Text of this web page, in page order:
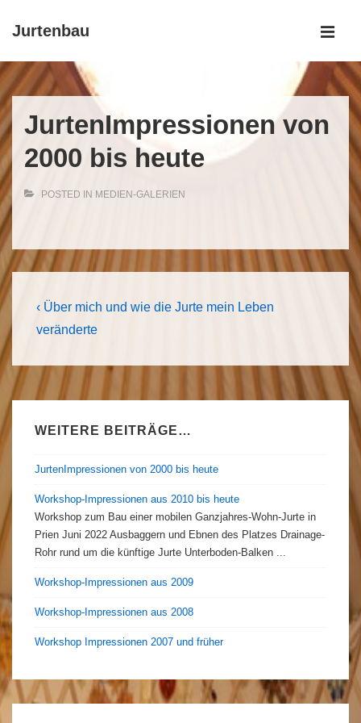
Skip
Main
Content
Jurtenbau
Main
Navigation
JurtenImpressionen von
2000 bis heute
POSTED IN MEDIEN-GALERIEN
Beitrags-
Navigation
Previous
Post
‹ Über mich und wie die Jurte mein Leben
veränderte
WEITERE BEITRÄGE…
JurtenImpressionen von 2000 bis heute
Workshop-Impressionen aus 2010 bis heute
Workshop zum Bau einer mobilen Ganzjahres-Wohn-Jurte in
Prien Juni 2022 Ausbaggern und Ebnen des Platzes Drainage-
Rohr rund um die künftige Jurte Unterboden-Balken ...
Workshop-Impressionen aus 2009
Workshop-Impressionen aus 2008
Workshop Impressionen 2007 und früher